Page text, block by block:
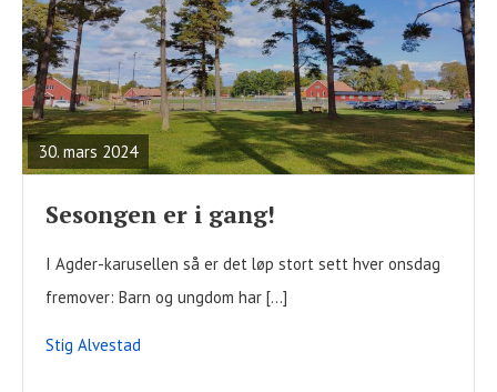
30. mars 2024
READ
FULL
POST
Sesongen er i gang!
I Agder-karusellen så er det løp stort sett hver onsdag
fremover: Barn og ungdom har […]
Stig Alvestad